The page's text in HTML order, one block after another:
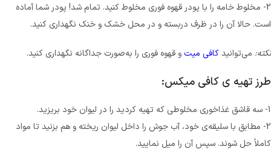
2- مخلوط خامه را با پودر قهوه فوری مخلوط کنید. تمام شد! پودر شما آماده
است. حالا آن را در ظرف دربسته و در محل خشک و خنک نگهداری کنید.
نکته:‌ می‌توانیدکافی میت و قهوه فوری را به‌صورت جداگانه نگهداری کنید.
طرز تهیه ی کافی میکس:
1- سه قاشق غذاخوری مخلوطی که تهیه کردید را در لیوان خود بریزید.
2- مطابق با سلیقه‌ی خود، آب جوش را داخل لیوان ریخته و هم بزنید تا مواد
کاملاً حل شوند. سپس آن را میل نمایید.